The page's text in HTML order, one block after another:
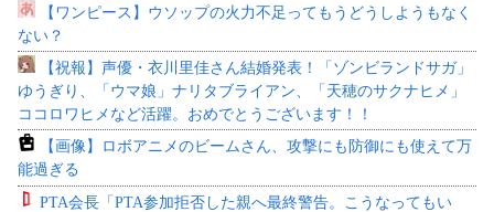
【ワンピース】ウソップの火力不足ってもうどうしようもなく
ない？
【祝報】声優・衣川里佳さん結婚発表！「ゾンビランドサガ」
ゆうぎり、「ウマ娘」ナリタブライアン、「天穂のサクナヒメ」
ココロワヒメなど活躍。おめでとうございます！！
【画像】ロボアニメのビームさん、攻撃にも防御にも使えて万
能過ぎる
PTA会長「PTA参加拒否した親へ最終警告。こうなってもい